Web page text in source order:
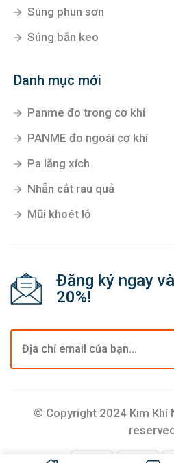
Súng phun sơn
Súng bắn keo
Danh mục mới
Panme đo trong cơ khí
PANME đo ngoài cơ khí
Pa lăng xích
Nhẵn cắt rau quả
Mũi khoét lỗ
Đăng ký ngay
20%!
© Copyright 2024 Kim Khí